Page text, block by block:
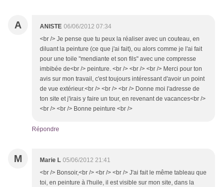
A ANISTE 06/06/2012 07:34
<br /> Je pense que tu peux la réaliser avec un couteau, en
diluant la peinture (ce que j'ai fait), ou alors comme je l'ai fait
pour une toile "mendiante et son fils" avec une compresse
imbibée de<br /> peinture. <br /> <br /> <br /> Merci pour ton
avis sur mon travail, c'est toujours intéressant d'avoir un point
de vue extérieur.<br /> <br /> <br /> Donne moi l'adresse de
ton site et j'irais y faire un tour, en revenant de vacances<br />
<br /> <br /> Bonne peinture <br />
Répondre
M Marie L 05/06/2012 21:41
<br /> Bonsoir,<br /> <br /> <br /> J'ai fait le même tableau que
toi, en peinture à l'huile, il est visible sur mon site, dans la